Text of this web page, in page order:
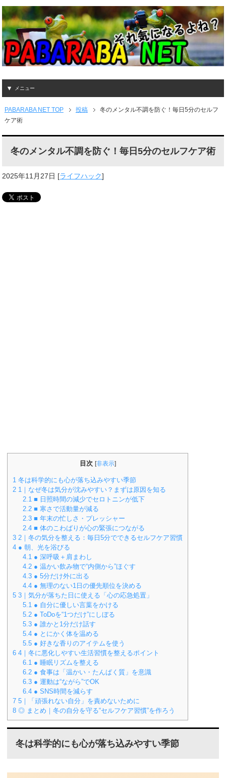
メニュー
PABARABA NET TOP 投稿
冬のメンタル不調を防ぐ！毎日5分のセルフ
ケア術
冬のメンタル不調を防ぐ！毎日5分のセルフケア術
2025年11月27日 [ライフハック]
目次 [非表示]
1 冬は科学的にも心が落ち込みやすい季節
2 1｜なぜ冬は気分が沈みやすい？まずは原因を知る
2.1 ■ 日照時間の減少でセロトニンが低下
2.2 ■ 寒さで活動量が減る
2.3 ■ 年末の忙しさ・プレッシャー
2.4 ■ 体のこわばりが心の緊張につながる
3 2｜冬の気分を整える：毎日5分でできるセルフケア習慣
4 ● 朝、光を浴びる
4.1 ● 深呼吸＋肩まわし
4.2 ● 温かい飲み物で“内側から”ほぐす
4.3 ● 5分だけ外に出る
4.4 ● 無理のない1日の優先順位を決める
5 3｜気分が落ちた日に使える「心の応急処置」
5.1 ● 自分に優しい言葉をかける
5.2 ● ToDoを“1つだけ”にしぼる
5.3 ● 誰かと1分だけ話す
5.4 ● とにかく体を温める
5.5 ● 好きな香りのアイテムを使う
6 4｜冬に悪化しやすい生活習慣を整えるポイント
6.1 ● 睡眠リズムを整える
6.2 ● 食事は「温かい・たんぱく質」を意識
6.3 ● 運動は“ながら”でOK
6.4 ● SNS時間を減らす
7 5｜「頑張れない自分」を責めないために
8 ◎ まとめ｜冬の自分を守る“セルフケア習慣”を作ろう
冬は科学的にも心が落ち込みやすい季節